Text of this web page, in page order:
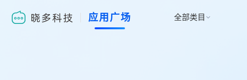
应用广场 全部类目 